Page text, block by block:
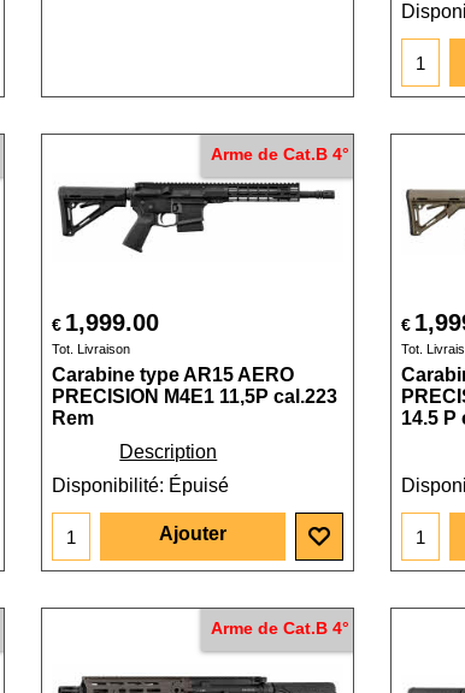
Arme de Cat.B 4°
€ 1,999.00
Tot. Livraison
Carabine type AR15 AERO
PRECISION M4E1 11,5P cal.223
Rem
Description
Disponibilité: Épuisé
Ajouter
€
Tot.
14.5 P
Arme de Cat.B 4°